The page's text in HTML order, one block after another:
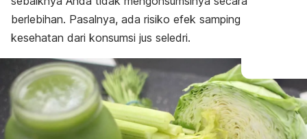
berlebihan. Pasalnya, ada risiko efek samping
kesehatan dari konsumsi jus seledri.